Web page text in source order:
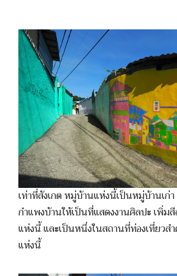
เท่าที่สังเกต หมู่บ้านแห่งนี้เป็นหมู่บ้านเก่
กำแพงบ้านให้เป็นที่แสดงงานศิลปะ เพิ่ม
แห่งนี้ และเป็นหนึ่งในสถานที่ท่องเที่ยวส
แห่งนี้